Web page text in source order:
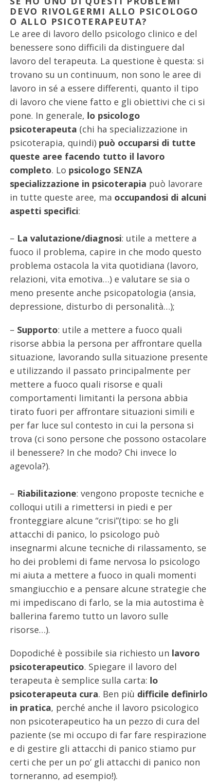
DEVO RIVOLGERMI ALLO PSICOLOGO
O ALLO PSICOTERAPEUTA?
Le aree di lavoro dello psicologo clinico e del
benessere sono difficili da distinguere dal
lavoro del terapeuta. La questione è questa: si
trovano su un continuum, non sono le aree di
lavoro in sé a essere differenti, quanto il tipo
di lavoro che viene fatto e gli obiettivi che ci si
pone. In generale, lo psicologo
psicoterapeuta (chi ha specializzazione in
psicoterapia, quindi) può occuparsi di tutte
queste aree facendo tutto il lavoro
completo. Lo psicologo SENZA
specializzazione in psicoterapia può lavorare
in tutte queste aree, ma occupandosi di alcuni
aspetti specifici:
– La valutazione/diagnosi: utile a mettere a
fuoco il problema, capire in che modo questo
problema ostacola la vita quotidiana (lavoro,
relazioni, vita emotiva…) e valutare se sia o
meno presente anche psicopatologia (ansia,
depressione, disturbo di personalità…);
– Supporto: utile a mettere a fuoco quali
risorse abbia la persona per affrontare quella
situazione, lavorando sulla situazione presente
e utilizzando il passato principalmente per
mettere a fuoco quali risorse e quali
comportamenti limitanti la persona abbia
tirato fuori per affrontare situazioni simili e
per far luce sul contesto in cui la persona si
trova (ci sono persone che possono ostacolare
il benessere? In che modo? Chi invece lo
agevola?).
– Riabilitazione: vengono proposte tecniche e
colloqui utili a rimettersi in piedi e per
fronteggiare alcune “crisi”(tipo: se ho gli
attacchi di panico, lo psicologo può
insegnarmi alcune tecniche di rilassamento, se
ho dei problemi di fame nervosa lo psicologo
mi aiuta a mettere a fuoco in quali momenti
smangiucchio e a pensare alcune strategie che
mi impediscano di farlo, se la mia autostima è
ballerina faremo tutto un lavoro sulle
risorse…).
Dopodiché è possibile sia richiesto un lavoro
psicoterapeutico. Spiegare il lavoro del
terapeuta è semplice sulla carta: lo
psicoterapeuta cura. Ben più difficile definirlo
in pratica, perché anche il lavoro psicologico
non psicoterapeutico ha un pezzo di cura del
paziente (se mi occupo di far fare respirazione
e di gestire gli attacchi di panico stiamo pur
certi che per un po’ gli attacchi di panico non
torneranno, ad esempio!).